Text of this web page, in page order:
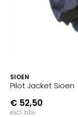
SIOEN
Pilot Jacket Sioen
€ 52,50
excl. btw